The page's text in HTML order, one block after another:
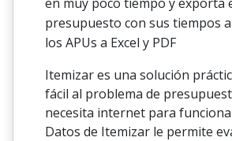
presupuesto con sus tiempos
los APUs a Excel y PDF
Itemizar es una solución
fácil al problema de
necesita internet para
Datos de Itemizar le permite